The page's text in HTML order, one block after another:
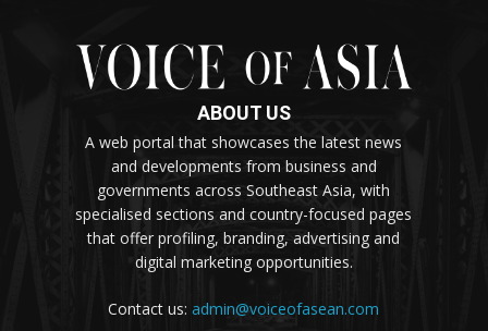
ABOUT US
A web portal that showcases the latest news
and developments from business and
governments across Southeast Asia, with
specialised sections and country-focused pages
that offer profiling, branding, advertising and
digital marketing opportunities.
Contact us:admin@voiceofasean.com